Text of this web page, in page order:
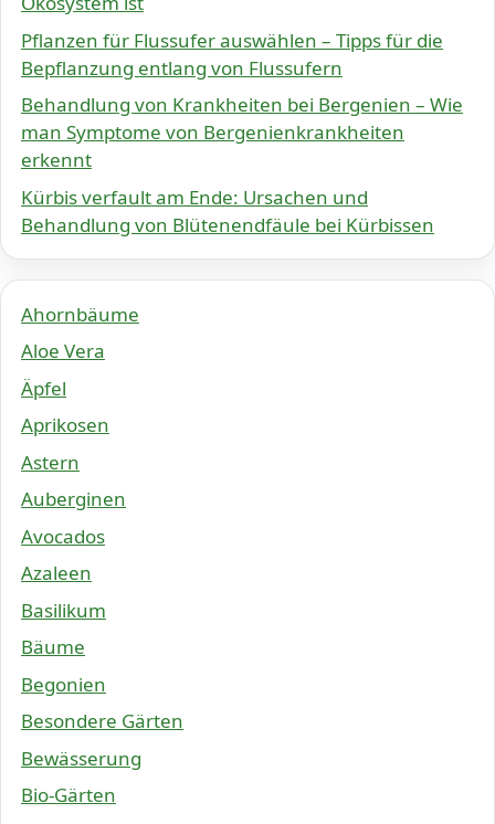
Pflanzen für Flussufer auswählen – Tipps für die
Bepflanzung entlang von Flussufern
Behandlung von Krankheiten bei Bergenien – Wie
man Symptome von Bergenienkrankheiten
erkennt
Kürbis verfault am Ende: Ursachen und
Behandlung von Blütenendfäule bei Kürbissen
Ahornbäume
Aloe Vera
Äpfel
Aprikosen
Astern
Auberginen
Avocados
Azaleen
Basilikum
Bäume
Begonien
Besondere Gärten
Bewässerung
Bio-Gärten